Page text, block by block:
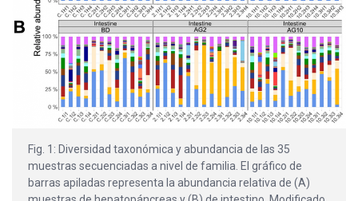
Fig. 1: Diversidad taxonómica y abundancia de las 35
muestras secuenciadas a nivel de familia. El gráfico de
barras apiladas representa la abundancia relativa de (A)